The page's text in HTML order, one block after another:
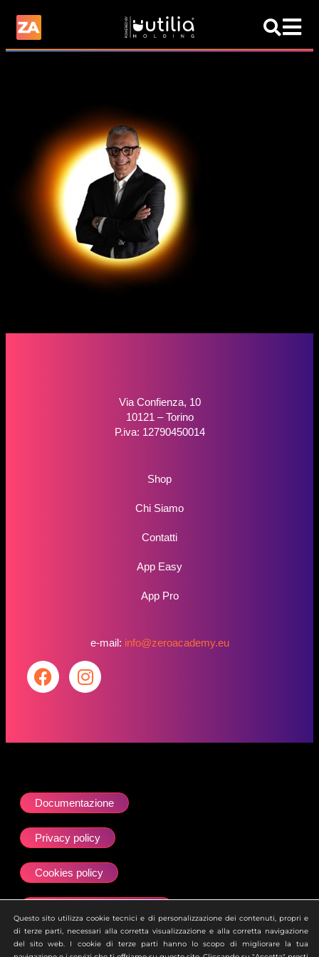
Via Confienza, 10
10121 – Torino
P.iva: 12790450014
Shop
Chi Siamo
Contatti
App Easy
App Pro
e-mail: info@zeroacademy.eu
Documentazione
Privacy policy
Cookies policy
Site map
Questo sito utilizza cookie tecnici e di personalizzazione dei contenuti, propri e
di terze parti, necessari alla corretta visualizzazione e alla corretta navigazione
del sito web. I cookie di terze parti hanno lo scopo di migliorare la tua